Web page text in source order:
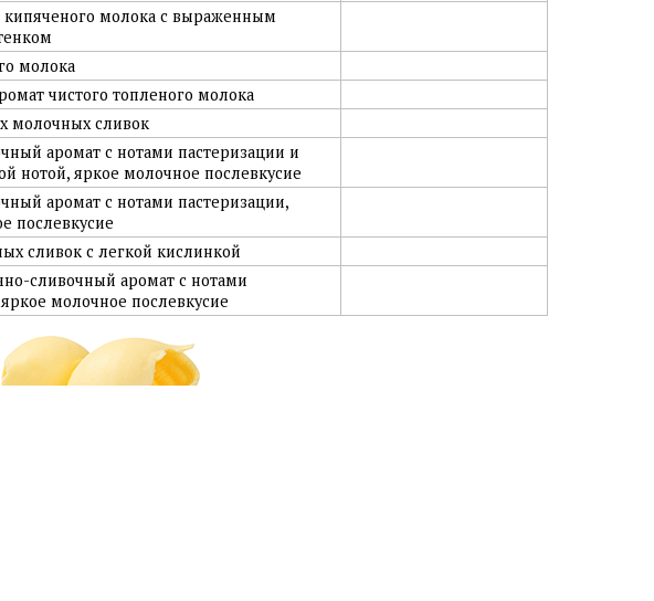
кипяченого молока с выраженным
молока
чистого топленого молока
молочных сливок
аромат с нотами пастеризации и
нотой, яркое молочное послевкусие
аромат с нотами пастеризации,
послевкусие
сливок с легкой кислинкой
сливочный аромат с нотами
молочное послевкусие